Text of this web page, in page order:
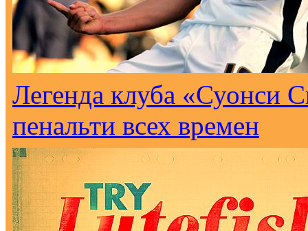
Легенда клуба «Суонси
пенальти всех времен